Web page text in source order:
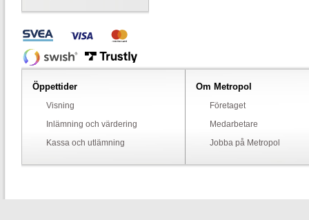
Öppettider
Visning
Inlämning och värdering
Kassa och utlämning
Om Metropol
Företaget
Medarbetare
Jobba på Metropol